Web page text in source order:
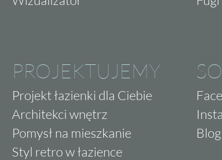
PROJEKTUJEMY
Projekt łazienki dla Ciebie
Architekci wnętrz
Pomysł na mieszkanie
Styl retro w łazience
Blog